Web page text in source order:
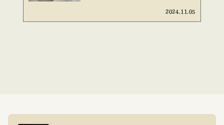
2024.11.05